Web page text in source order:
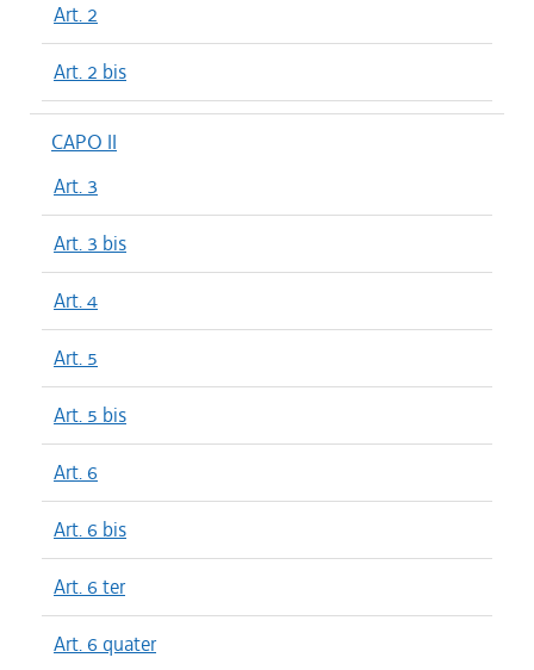
Art. 2
Art. 2 bis
CAPO II
Art. 3
Art. 3 bis
Art. 4
Art. 5
Art. 5 bis
Art. 6
Art. 6 bis
Art. 6 ter
Art. 6 quater